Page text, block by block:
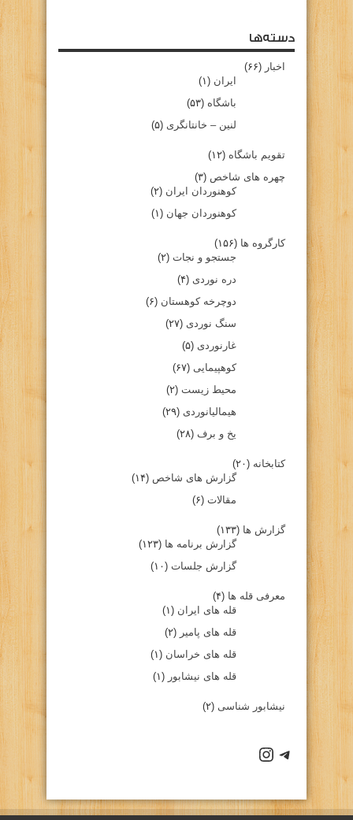
دسته‌ها
اخبار (۶۶)
ایران (۱)
باشگاه (۵۳)
لنین – خانتانگری (۵)
تقویم باشگاه (۱۲)
چهره های شاخص (۳)
کوهنوردان ایران (۲)
کوهنوردان جهان (۱)
کارگروه ها (۱۵۶)
جستجو و نجات (۲)
دره نوردی (۴)
دوچرخه کوهستان (۶)
سنگ نوردی (۲۷)
غارنوردی (۵)
کوهپیمایی (۶۷)
محیط زیست (۲)
هیمالیانوردی (۲۹)
یخ و برف (۲۸)
کتابخانه (۲۰)
گزارش های شاخص (۱۴)
مقالات (۶)
گزارش ها (۱۳۳)
گزارش برنامه ها (۱۲۳)
گزارش جلسات (۱۰)
معرفی قله ها (۴)
قله های ایران (۱)
قله های پامیر (۲)
قله های خراسان (۱)
قله های نیشابور (۱)
نیشابور شناسی (۲)
كانال تلگرام باشگاه
صفحه اينستاگرام باشگاه